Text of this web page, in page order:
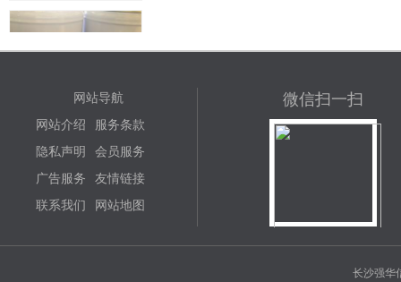
代工生产冷冻油厂里
网站导航
网站介绍 服务条款
隐私声明 会员服务
广告服务 友情链接
联系我们 网站地图
微信扫一扫
长沙强华